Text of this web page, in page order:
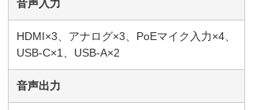
音声入力
HDMI×3、アナログ×3、PoEマイク入力×4、
USB-C×1、USB-A×2
音声出力